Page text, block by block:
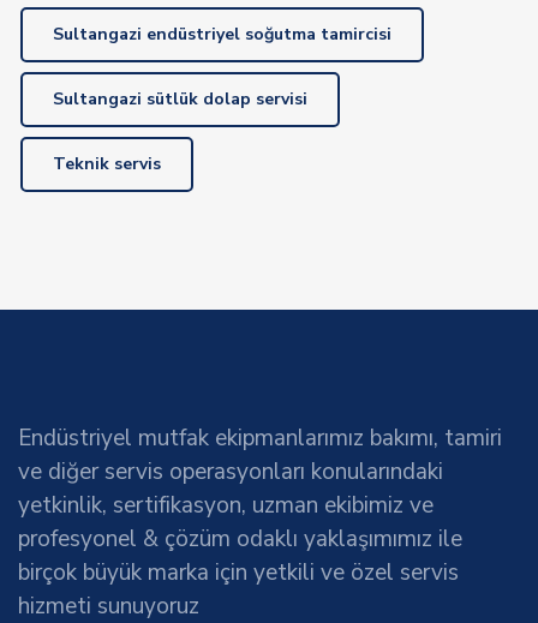
Sultangazi endüstriyel soğutma tamircisi
Sultangazi sütlük dolap servisi
Teknik servis
Endüstriyel mutfak ekipmanlarımız bakımı, tamiri
ve diğer servis operasyonları konularındaki
yetkinlik, sertifikasyon, uzman ekibimiz ve
profesyonel & çözüm odaklı yaklaşımımız ile
birçok büyük marka için yetkili ve özel servis
hizmeti sunuyoruz